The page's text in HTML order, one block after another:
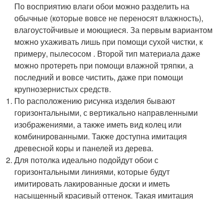
По восприятию влаги обои можно разделить на
обычные (которые вовсе не переносят влажность),
влагоустойчивые и моющиеся. За первым вариантом
можно ухаживать лишь при помощи сухой чистки, к
примеру, пылесосом . Второй тип материала даже
можно протереть при помощи влажной тряпки, а
последний и вовсе чистить, даже при помощи
крупнозернистых средств.
По расположению рисунка изделия бывают
горизонтальными, с вертикально направленными
изображениями, а также иметь вид колец или
комбинированными. Также доступна имитация
древесной коры и панелей из дерева.
Для потолка идеально подойдут обои с
горизонтальными линиями, которые будут
имитировать лакированные доски и иметь
насыщенный красивый оттенок. Такая имитация